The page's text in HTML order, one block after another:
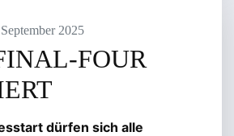
September 2025
FOUR
dürfen sich alle